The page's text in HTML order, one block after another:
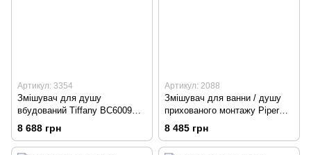
Артикул: 3354
Змішувач для душу
вбудований Tiffany BC6009
білий хром
8 688 грн
Артикул: 2088
Змішувач для ванни / душу
прихованого монтажу Piper
CR45019
8 485 грн